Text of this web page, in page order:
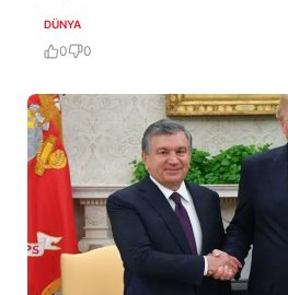
DÜNYA
0 0